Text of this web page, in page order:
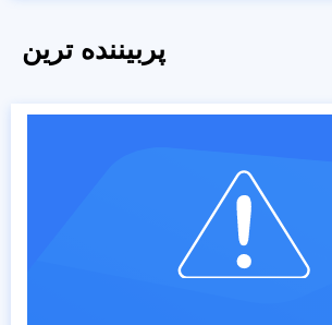
پربیننده ترین